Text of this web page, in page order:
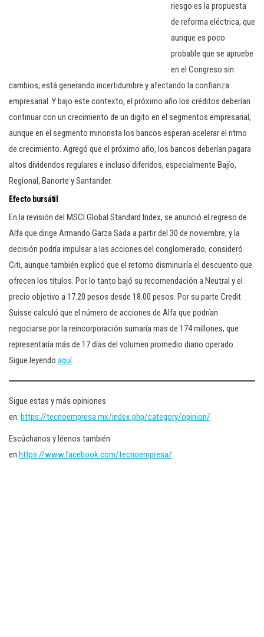
riesgo es la propuesta
de reforma eléctrica, que
aunque es poco
probable que se apruebe
en el Congreso sin
cambios; está generando incertidumbre y afectando la confianza
empresarial. Y bajo este contexto, el próximo año los créditos deberían
continuar con un crecimiento de un digito en el segmentos empresarial;
aunque en el segmento minorista los bancos esperan acelerar el ritmo
de crecimiento. Agregó que el próximo año, los bancos deberían pagara
altos dividendos regulares e incluso diferidos, especialmente Bajío,
Regional, Banorte y Santander.
Efecto bursátil
En la revisión del MSCI Global Standard Index, se anunció el regreso de
Alfa que dirige Armando Garza Sada a partir del 30 de noviembre; y la
decisión podría impulsar a las acciones del conglomerado, consideró
Citi, aunque también explicó que el retorno disminuiría el descuento que
ofrecen los títulos. Por lo tanto bajó su recomendación a Neutral y el
precio objetivo a 17.20 pesos desde 18.00 pesos. Por su parte Credit
Suisse calculó que el número de acciones de Alfa que podrían
negociarse por la reincorporación sumaría mas de 174 millones, que
representaría más de 17 días del volumen promedio diario operado…
Sigue leyendo aquí
Sigue estas y más opiniones
en: https://tecnoempresa.mx/index.php/category/opinion/
Escúchanos y léenos también
en https://www.facebook.com/tecnoempresa/